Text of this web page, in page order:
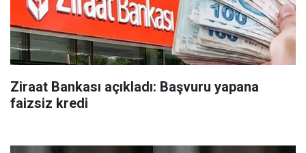
Ziraat Bankası açıkladı: Başvuru yapana
faizsiz kredi